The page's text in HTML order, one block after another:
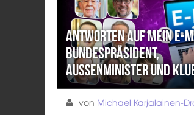
Antworten auf mein E-
Bundespräsident,
Außenminister und
von Michael Karjalainen-